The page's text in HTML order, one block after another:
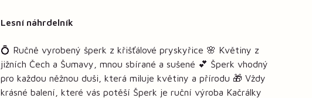
Lesní náhrdelník
💍 Ručně vyrobený šperk z křišťálové pryskyřice 🌸 Květiny z
jižních Čech a Šumavy, mnou sbírané a sušené 💕 Šperk vhodný
pro každou něžnou duši, která miluje květiny a přírodu 🎁 Vždy
krásné balení, které vás potěší Šperk je ruční výroba Kačrálky